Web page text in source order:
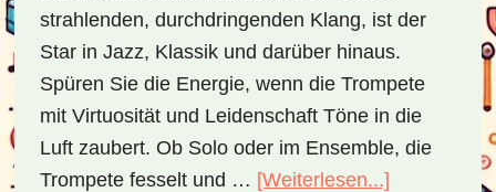
strahlenden, durchdringenden Klang, ist der
Star in Jazz, Klassik und darüber hinaus.
Spüren Sie die Energie, wenn die Trompete
mit Virtuosität und Leidenschaft Töne in die
Luft zaubert. Ob Solo oder im Ensemble, die
Trompete fesselt und … [Weiterlesen...]